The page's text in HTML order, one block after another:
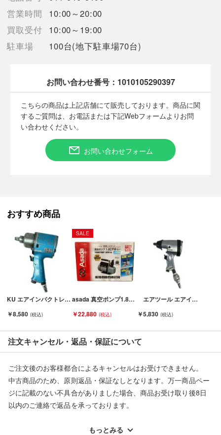
【備考/コメント】
・動作確認済みです。
・スレ汚れがあります。
■状態等は画像をご確認・ご参照下さい。
こちらの商品はお客様から買取させていただいた商品であり、
人の手を経た商品です。
■弊社からは、ご落札やご購入いただいた全てのお客様に評価を
行なっております。
弊社（株式会社オカモト）の商品画像や文章を無断盗用した『偽
装サイト』を確認しておりますが、
当店とは一切関係がございませんのでご注意ください。
営業時間
10:00～20:00
買取受付
10:00～19:00
駐車場
100台(地下駐車場70台)
お問い合わせ番号： 1010105290397
こちらの商品は上記店舗にて販売しております。商品に関
するご質問は、お電話または下記Webフォームよりお問
い合わせください。
お問い合わせフォーム
おすすめ商品
KU エアインパクトレンチ MI-17 本体のみ Cランク
￥8,580
SALE
asada 真空ポンプ1.8CFM Eco WV210 Sランク
￥22,880
エアツール エアインパクトレンチ ASI-410H Bランク
￥5,830
注文キャンセル・返品・保証について
ご注文後のお客様都合によるキャンセルはお受けできません。
中古商品のため、原則返品・保証なしとなります。万一商品ペー
ジに記載のない不具合がありました場合、商品お受け取り後8日
以内のご連絡で返品を承っております。
配送料ともに当社負担で対応いたします。
もっとみる